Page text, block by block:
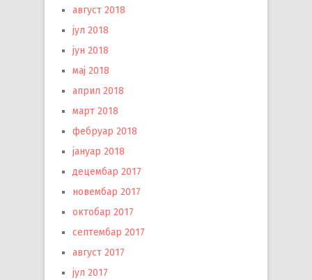
август 2018
јул 2018
јун 2018
мај 2018
април 2018
март 2018
фебруар 2018
јануар 2018
децембар 2017
новембар 2017
октобар 2017
септембар 2017
август 2017
јул 2017